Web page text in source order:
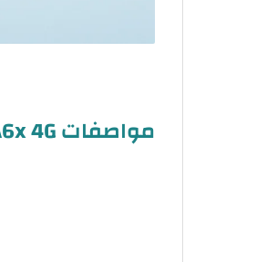
مواصفات Oppo A6x 4G